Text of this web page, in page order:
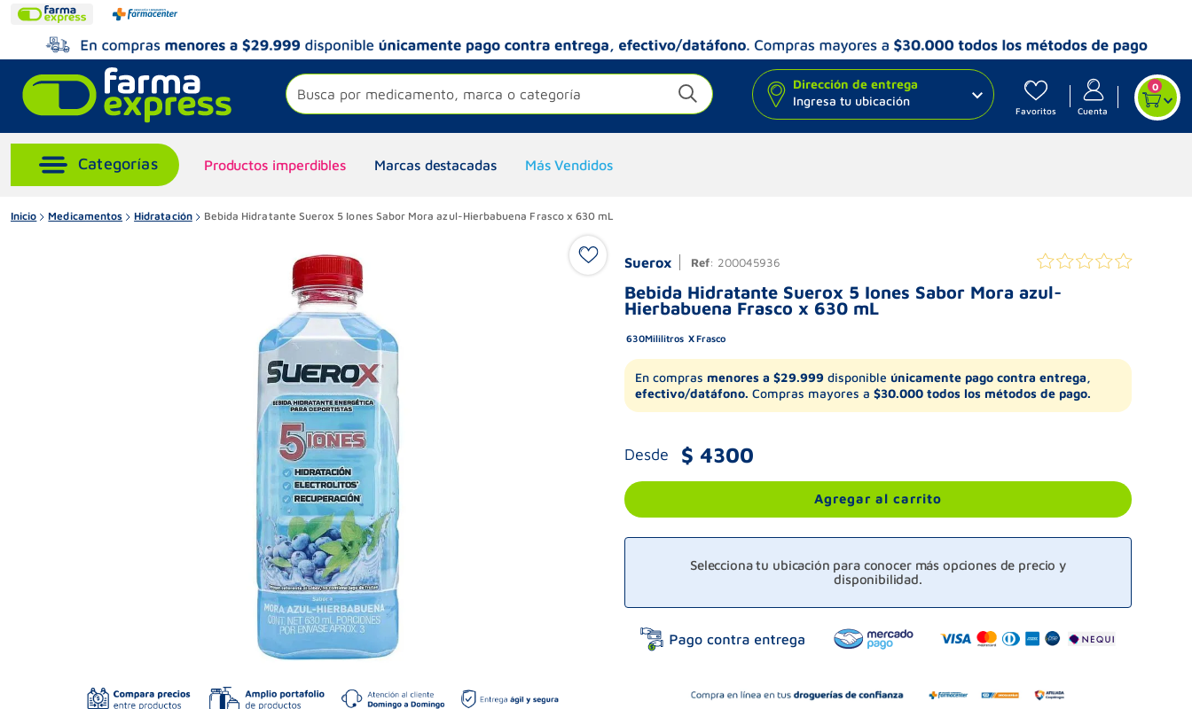
Busca por medicamento, marca o categoría
Dirección de entrega
Ingresa tu ubicación
Favoritos Cuenta
0
Productos imperdibles Marcas destacadas Más Vendidos
Inicio Medicamentos Hidratación Bebida Hidratante Suerox 5 Iones Sabor Mora azul-Hierbabuena Frasco x 630 mL
Suerox Ref: 200045936
Bebida Hidratante Suerox 5 Iones Sabor Mora azul-
Hierbabuena Frasco x 630 mL
630Mililitros Frasco
En compras menores a $29.999 disponible únicamente pago contra entrega,
efectivo/datáfono. Compras mayores a $30.000 todos los métodos de pago.
Desde $ 4300
Agregar al carrito
Selecciona tu ubicación para conocer más opciones de precio y
disponibilidad.